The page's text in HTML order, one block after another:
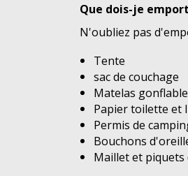
Que dois-je
N'oubliez pas
Tente
sac de couchage
Matelas
Papier toilette et
Permis de
Bouchons
Maillet et piquets